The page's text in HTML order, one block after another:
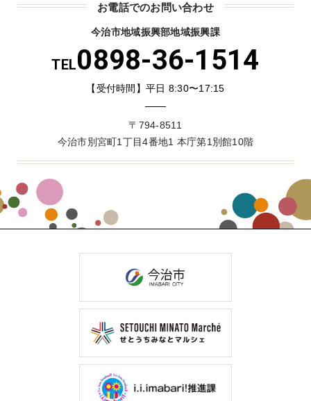
お電話でのお問い合わせ
今治市地域振興部地域振興課
TEL0898-36-1514
【受付時間】平日 8:30〜17:15
〒794-8511
今治市別宮町1丁目4番地1 本庁第1別館10階